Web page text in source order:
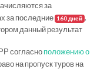
за
за последние 160 дней .
данный результат
согласноположению о
на пропуск туров на